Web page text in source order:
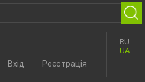
RU
UA
Вхід Реєстрація